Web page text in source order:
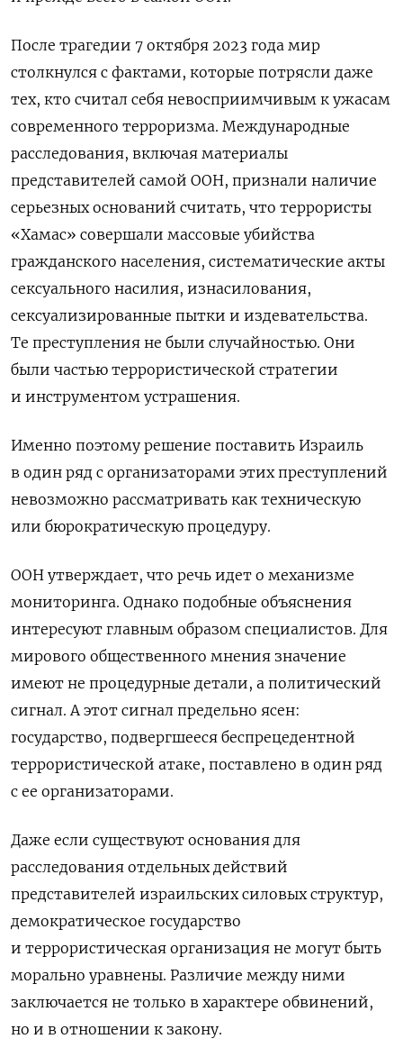
После трагедии 7 октября 2023 года мир
столкнулся с фактами, которые потрясли даже
тех, кто считал себя невосприимчивым к ужасам
современного терроризма. Международные
расследования, включая материалы
представителей самой ООН, признали наличие
серьезных оснований считать, что террористы
«Хамас» совершали массовые убийства
гражданского населения, систематические акты
сексуального насилия, изнасилования,
сексуализированные пытки и издевательства.
Те преступления не были случайностью. Они
были частью террористической стратегии
и инструментом устрашения.
Именно поэтому решение поставить Израиль
в один ряд с организаторами этих преступлений
невозможно рассматривать как техническую
или бюрократическую процедуру.
ООН утверждает, что речь идет о механизме
мониторинга. Однако подобные объяснения
интересуют главным образом специалистов. Для
мирового общественного мнения значение
имеют не процедурные детали, а политический
сигнал. А этот сигнал предельно ясен:
государство, подвергшееся беспрецедентной
террористической атаке, поставлено в один ряд
с ее организаторами.
Даже если существуют основания для
расследования отдельных действий
представителей израильских силовых структур,
демократическое государство
и террористическая организация не могут быть
морально уравнены. Различие между ними
заключается не только в характере обвинений,
но и в отношении к закону.